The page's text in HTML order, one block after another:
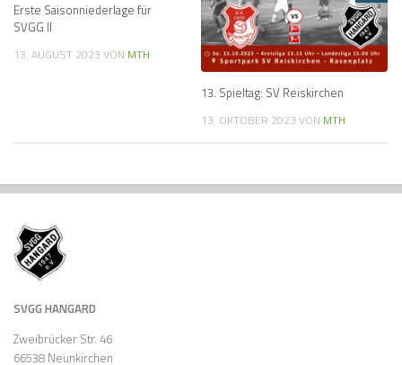
Erste Saisonniederlage für
SVGG II
13. AUGUST 2023 VON MTH
13. Spieltag: SV Reiskirchen
13. OKTOBER 2023 VON MTH
SVGG HANGARD
Zweibrücker Str. 46
66538 Neunkirchen